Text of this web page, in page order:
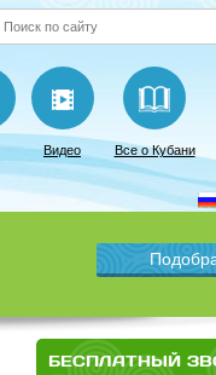
Видео Все о Кубани
БЕСПЛАТНЫЙ